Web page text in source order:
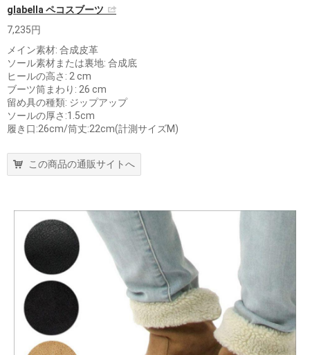
glabella ペコスブーツ
7,235円
メイン素材: 合成皮革
ソール素材または裏地: 合成底
ヒールの高さ: 2 cm
ブーツ筒まわり: 26 cm
留め具の種類: ジップアップ
ソールの厚さ:1.5cm
履き口:26cm/筒丈:22cm(計測サイズM)
この商品の通販サイトへ